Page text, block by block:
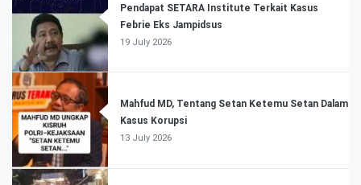
Pendapat SETARA Institute Terkait Kasus
Febrie Eks Jampidsus
19 July 2026
Mahfud MD, Tentang Setan Ketemu Setan Dalam
Kasus Korupsi
13 July 2026